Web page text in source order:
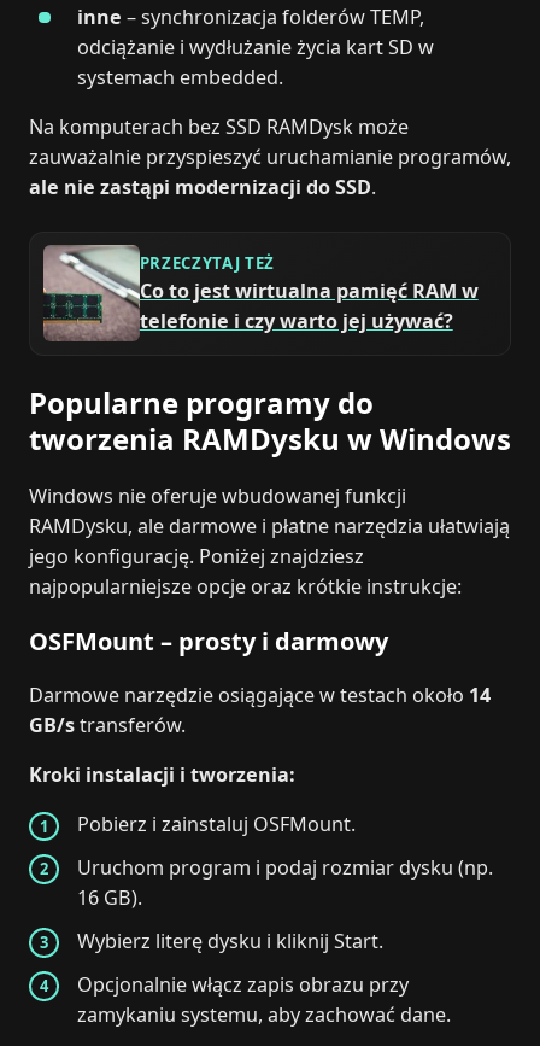
inne – synchronizacja folderów TEMP,
odciążanie i wydłużanie życia kart SD w
systemach embedded.
Na komputerach bez SSD RAMDysk może
zauważalnie przyspieszyć uruchamianie programów,
ale nie zastąpi modernizacji do SSD.
PRZECZYTAJ TEŻ
Co to jest wirtualna pamięć RAM w
telefonie i czy warto jej używać?
Popularne programy do
tworzenia RAMDysku w Windows
Windows nie oferuje wbudowanej funkcji
RAMDysku, ale darmowe i płatne narzędzia ułatwiają
jego konfigurację. Poniżej znajdziesz
najpopularniejsze opcje oraz krótkie instrukcje:
OSFMount – prosty i darmowy
Darmowe narzędzie osiągające w testach około 14
GB/stransferów.
Kroki instalacji i tworzenia:
Pobierz i zainstaluj OSFMount.
Uruchom program i podaj rozmiar dysku (np.
16 GB).
Wybierz literę dysku i kliknij Start.
Opcjonalnie włącz zapis obrazu przy
zamykaniu systemu, aby zachować dane.